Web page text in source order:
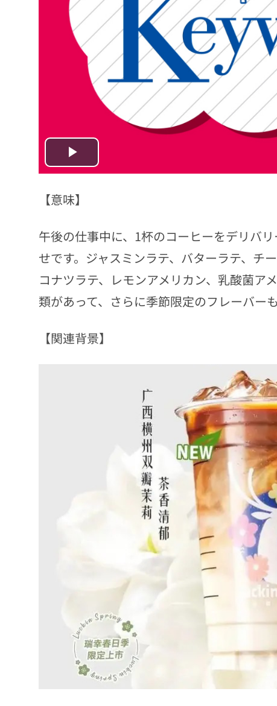
Play
Video
【意味】
午後の仕事中に、1杯のコーヒーをデリバ
せです。ジャスミンラテ、バターラテ、チ
コナツラテ、レモンアメリカン、乳酸菌ア
類があって、さらに季節限定のフレーバー
【関連背景】